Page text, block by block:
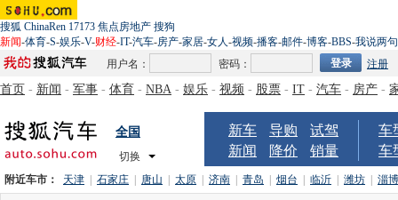
搜狐 ChinaRen 17173 焦点房地产 搜狗
新闻-体育-S-娱乐-V-财经-IT-汽车-房产-家居-女人-视频-播客-邮件-博客-BBS-我说两句
用户名：
密码： 注册
首页 - 新闻 - 军事 - 体育 - NBA - 娱乐 - 视频 - 股票 - IT - 汽车 - 房产 -
全国
切换
新车 导购
试驾
新闻
降价 销量
车
车
附近车市： 天津 石家庄 唐山 太原 济南 青岛 烟台 临沂 潍坊 淄博